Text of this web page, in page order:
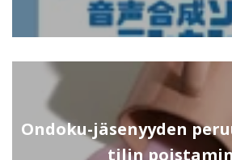
Ondoku-jäsenyyden
tilin